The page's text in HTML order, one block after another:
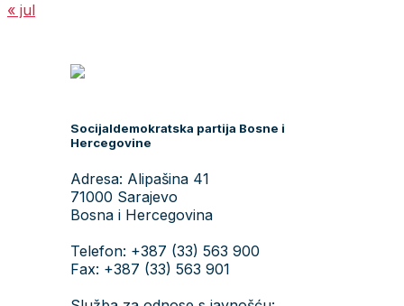
« jul
Socijaldemokratska partija Bosne i
Hercegovine
Adresa: Alipašina 41
71000 Sarajevo
Bosna i Hercegovina
Telefon: +387 (33) 563 900
Fax: +387 (33) 563 901